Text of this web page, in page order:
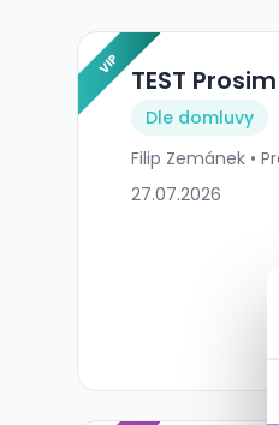
VIP
TEST
Dle domluvy
Filip Zemánek •
27.07.2026